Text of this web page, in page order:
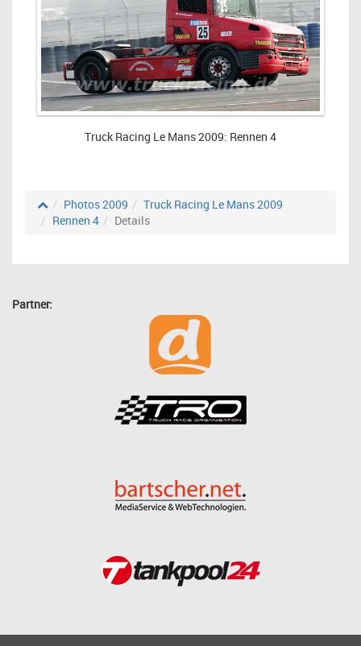
Truck Racing Le Mans 2009: Rennen 4
Photos 2009
Truck Racing Le Mans 2009
Rennen 4
Details
Partner: